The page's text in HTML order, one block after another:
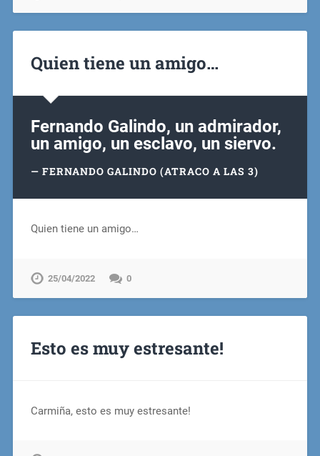
Quien tiene un amigo…
Fernando Galindo, un admirador,
un amigo, un esclavo, un siervo.
FERNANDO GALINDO (ATRACO A LAS 3)
Quien tiene un amigo…
25/04/2022 0
Esto es muy estresante!
Carmiña, esto es muy estresante!